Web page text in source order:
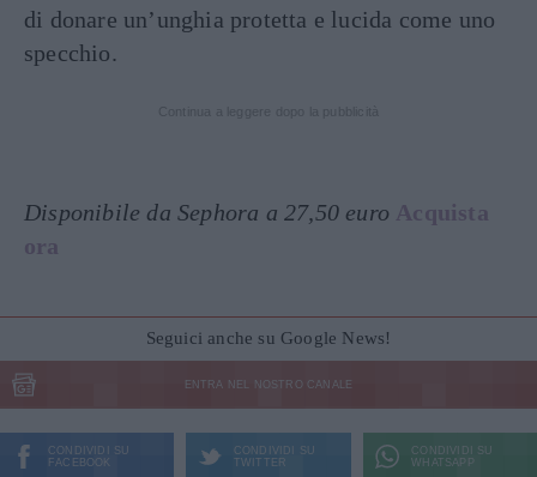
di donare un’unghia protetta e lucida come uno
specchio.
Disponibile da Sephora a 27,50 euro Acquista
ora
Seguici anche su Google News!
ENTRA NEL NOSTRO CANALE
CONDIVIDI SU
FACEBOOK
CONDIVIDI SU
TWITTER
CONDIVIDI SU
WHATSAPP